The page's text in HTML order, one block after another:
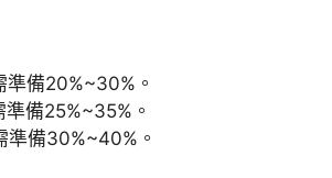
備20%~30%。
備25%~35%。
準備30%~40%。